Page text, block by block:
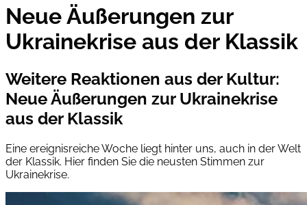
Neue Äußerungen zur
Ukrainekrise aus der Klassik
Weitere Reaktionen aus der Kultur:
Neue Äußerungen zur Ukrainekrise
aus der Klassik
Eine ereignisreiche Woche liegt hinter uns, auch in der Welt
der Klassik. Hier finden Sie die neusten Stimmen zur
Ukrainekrise.